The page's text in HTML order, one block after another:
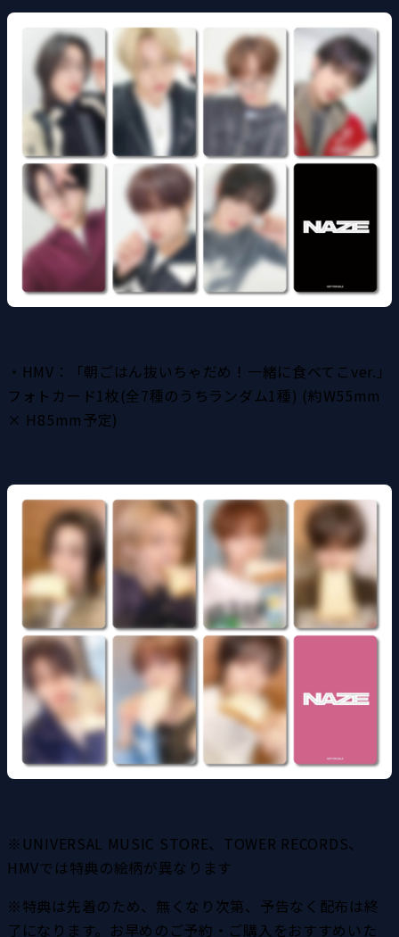
・HMV：「朝ごはん抜いちゃだめ！一緒に食べてこver.」
フォトカード1枚(全7種のうちランダム1種) (約W55mm
× H85mm予定)
※UNIVERSAL MUSIC STORE、TOWER RECORDS、
HMVでは特典の絵柄が異なります
※特典は先着のため、無くなり次第、予告なく配布は終
了になります。お早めのご予約・ご購入をおすすめいた